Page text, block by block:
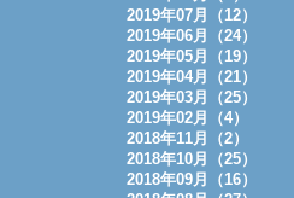
2019年07月（12）
2019年06月（24）
2019年05月（19）
2019年04月（21）
2019年03月（25）
2019年02月（4）
2018年11月（2）
2018年10月（25）
2018年09月（16）